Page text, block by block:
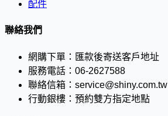
配件
聯絡我們
網購下單： 匯款後寄送客戶地址
服務電話： 06-2627588
聯絡信箱： service@shiny.com.tw
行動銀樓： 預約雙方指定地點